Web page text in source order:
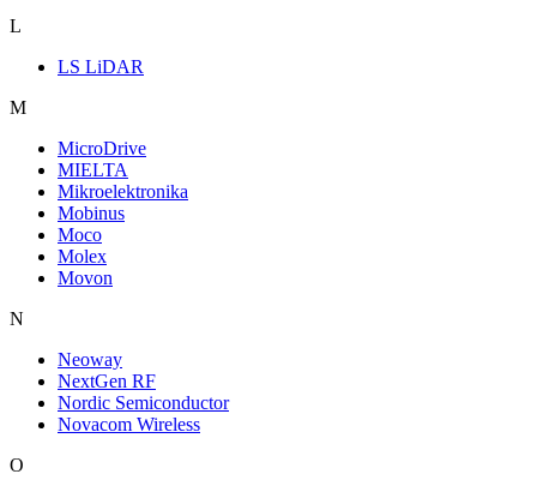
L
LS LiDAR
M
MicroDrive
MIELTA
Mikroelektronika
Mobinus
Moco
Molex
Movon
N
Neoway
NextGen RF
Nordic Semiconductor
Novacom Wireless
O